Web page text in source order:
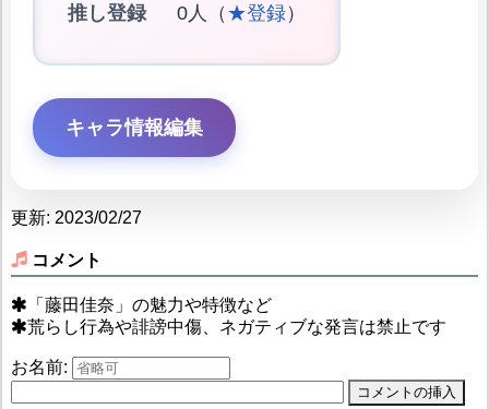
推し登録 0人（ ★登録）
キャラ情報編集
更新: 2023/02/27
コメント
「藤田佳奈」の魅力や特徴など
荒らし行為や誹謗中傷、ネガティブな発言は禁止です
お名前: